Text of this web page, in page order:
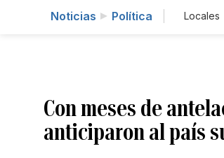
Noticias Política Locales
Con meses de
anticiparon al país